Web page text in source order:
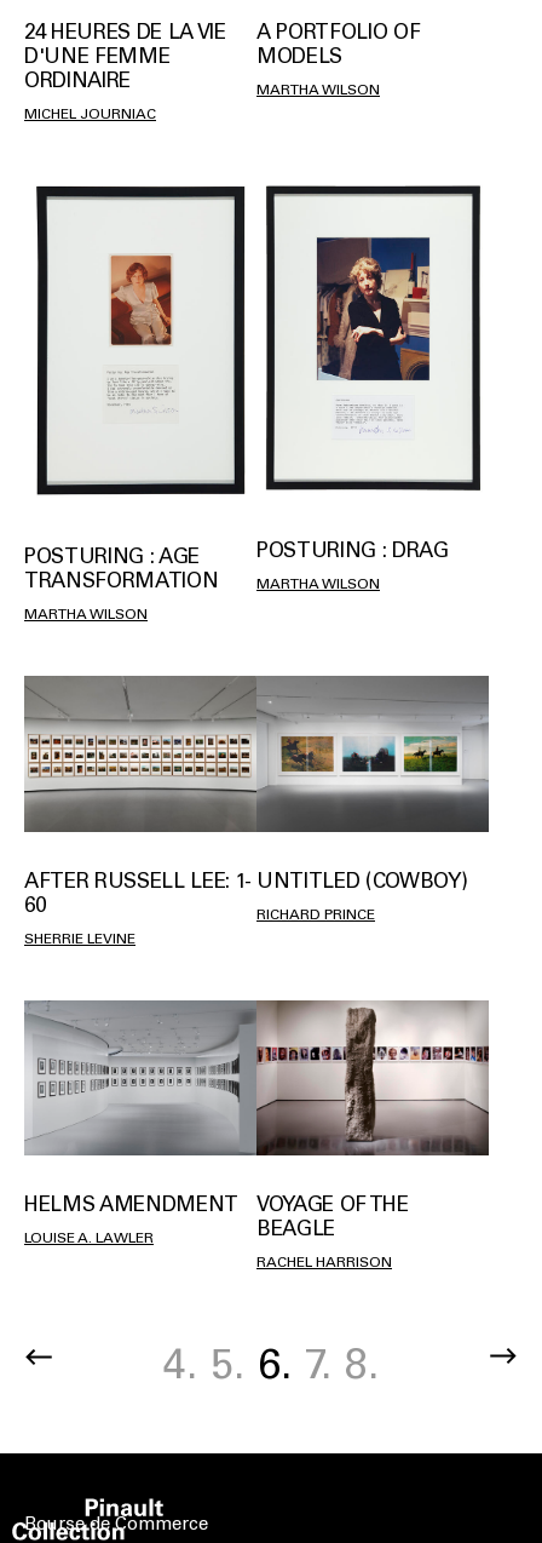
24 HEURES DE LA VIE
D'UNE FEMME
ORDINAIRE
MICHEL JOURNIAC
A PORTFOLIO OF
MODELS
MARTHA WILSON
POSTURING : AGE
TRANSFORMATION
MARTHA WILSON
POSTURING : DRAG
MARTHA WILSON
AFTER RUSSELL LEE: 1-
60
SHERRIE LEVINE
UNTITLED (COWBOY)
RICHARD PRINCE
HELMS AMENDMENT
LOUISE A. LAWLER
VOYAGE OF THE
BEAGLE
RACHEL HARRISON
Pagination Page
4. Page
5. Current
6. Page
7. Page
8.
Bourse de Commerce